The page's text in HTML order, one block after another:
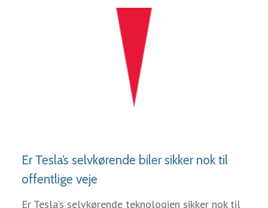
Er Tesla’s selvkørende biler sikker nok til
offentlige veje
Er Tesla’s selvkørende teknologien sikker nok til